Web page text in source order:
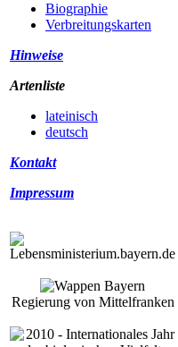
Biographie
Verbreitungskarten
Hinweise
Artenliste
lateinisch
deutsch
Kontakt
Impressum
Regierung von Mittelfranken